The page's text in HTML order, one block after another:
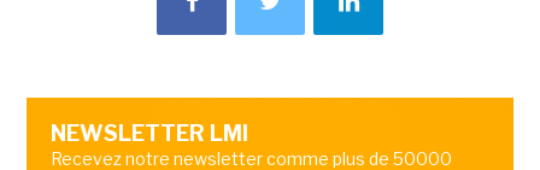
NEWSLETTER LMI
Recevez notre newsletter comme plus de 50000